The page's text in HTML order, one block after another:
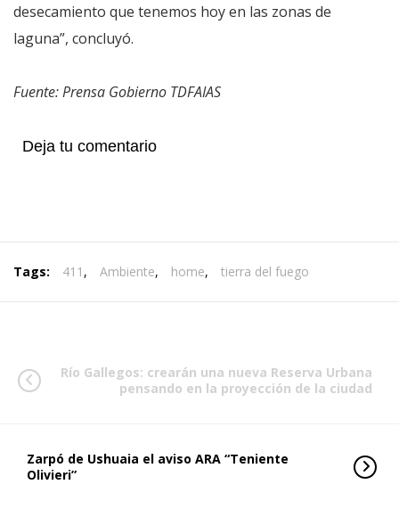
desecamiento que tenemos hoy en las zonas de
laguna”, concluyó.
Fuente: Prensa Gobierno TDFAIAS
Deja tu comentario
Tags: 411 , Ambiente, home, tierra del fuego
Río Gallegos: crearán una nueva Reserva Urbana
pensando en la proyección de la ciudad
Zarpó de Ushuaia el aviso ARA “Teniente
Olivieri”